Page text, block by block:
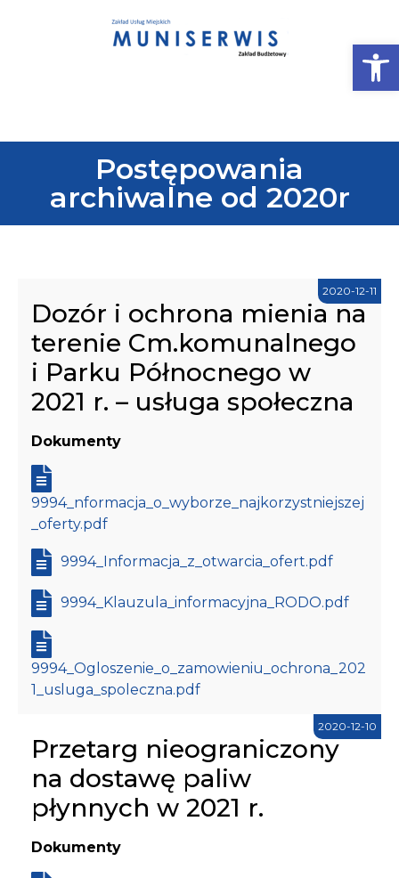
Postępowania
archiwalne od 2020r
Dozór i ochrona mienia na
terenie Cm.komunalnego
i Parku Północnego w
2021 r. – usługa społeczna
2020-12-11
Dokumenty
9994_nformacja_o_wyborze_najkorzystniejszej
_oferty.pdf
9994_Informacja_z_otwarcia_ofert.pdf
9994_Klauzula_informacyjna_RODO.pdf
9994_Ogloszenie_o_zamowieniu_ochrona_202
1_usluga_spoleczna.pdf
Przetarg nieograniczony
na dostawę paliw
płynnych w 2021 r.
2020-12-10
Dokumenty